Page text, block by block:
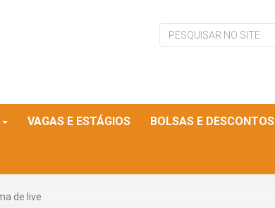
VAGAS E ESTÁGIOS BOLSAS E DESCONTOS
de live